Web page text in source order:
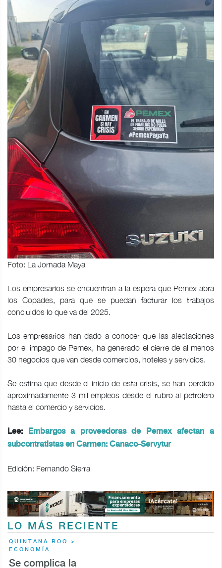
Foto: La Jornada Maya
Los empresarios se encuentran a la espera que Pemex abra
los Copades, para que se puedan facturar los trabajos
concluidos lo que va del 2025.
Los empresarios han dado a conocer que las afectaciones
por el impago de Pemex, ha generado el cierre de al menos
30 negocios que van desde comercios, hoteles y servicios.
Se estima que desde el inicio de esta crisis, se han perdido
aproximadamente 3 mil empleos desde el rubro al petrolero
hasta el comercio y servicios.
Lee:
Embargos a proveedoras de Pemex afectan a
subcontratistas en Carmen: Canaco-Servytur
Edición: Fernando Sierra
LO MÁS RECIENTE
QUINTANA ROO >
ECONOMÍA
Se complica la